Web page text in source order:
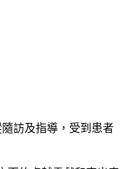
訪及指導，受到患者